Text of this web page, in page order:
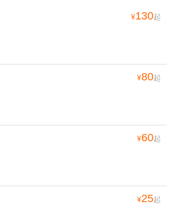
¥130起
¥80起
¥60起
¥25起